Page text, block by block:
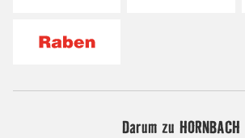
Darum zu HORNBACH